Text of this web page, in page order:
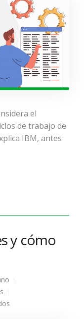
el
de trabajo de
IBM, antes
y cómo